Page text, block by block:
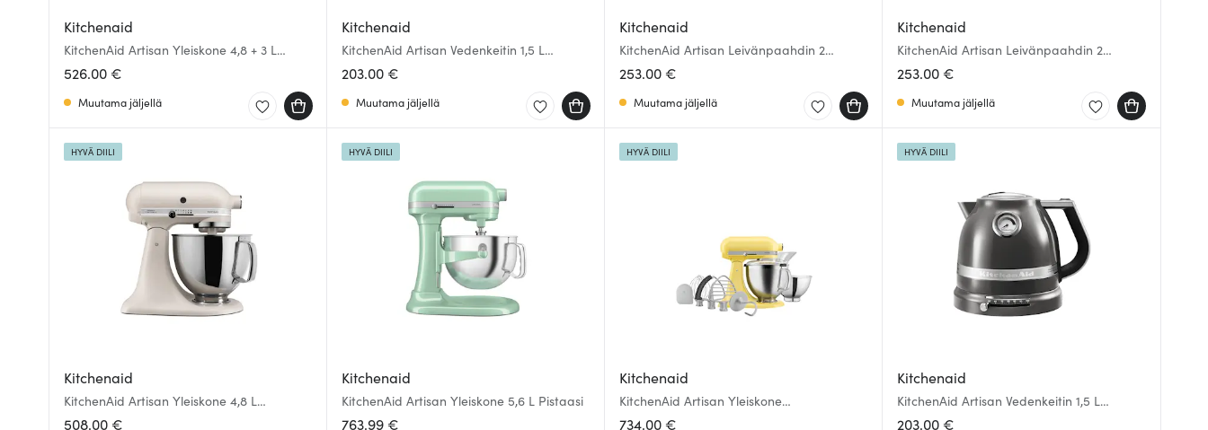
Kitchenaid
KitchenAid Artisan Yleiskone 4,8 + 3 L
Punainen
526.00 €
Muutama jäljellä
Kitchenaid
KitchenAid Artisan Vedenkeitin 1,5 L
Pistaasi
203.00 €
Muutama jäljellä
Kitchenaid
KitchenAid Artisan Leivänpaahdin 2
viipaletta Musta
253.00 €
Muutama jäljellä
Kitchenaid
KitchenAid Artisan Leivänpaahdin 2
viipaletta Kandeerattu Omena
253.00 €
Muutama jäljellä
Kitchenaid
KitchenAid Artisan Yleiskone 4,8 L
Milkshake
508.00 €
HYVÄ DIILI
Kitchenaid
KitchenAid Artisan Yleiskone 5,6 L Pistaasi
763.99 €
HYVÄ DIILI
Kitchenaid
KitchenAid Artisan Yleiskone
5KSM195PSEBT 4,7 L Butter
734.00 €
HYVÄ DIILI
Kitchenaid
KitchenAid Artisan Vedenkeitin 1,5 L
Grafiitti
203.00 €
HYVÄ DIILI